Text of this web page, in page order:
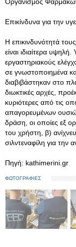
Επικίνδυνα για την
Η επικινδυνότητά τους
είναι ιδιαίτερα
εργαστηριακούς
σε γνωστοποιημένα
διαβιβάστηκαν στο
διωκτικές αρχές,
κυριότερες από τις
απαγορευμένων
δράση, οι οποίες εξ
του χρήστη, β)
σιλντεναφίλη για την
Πηγή: kathimerini.gr
ΦΩΤΟΓΡΑΦΙΕΣ